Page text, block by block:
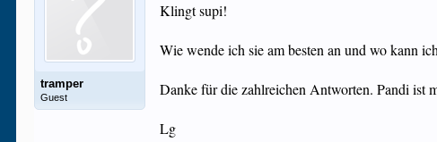
tramper
Guest
Klingt supi!
Wie wende ich sie am besten an und wo kann
Danke für die zahlreichen Antworten. Pandi ist
Lg